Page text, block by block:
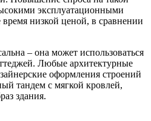
эксплуатационными
низкой ценой, в сравнении
– она может использоваться
Любые архитектурные
оформления строений
тандем с мягкой кровлей,
здания.